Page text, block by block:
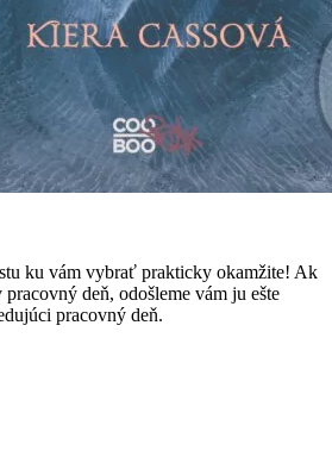
ku vám vybrať prakticky okamžite! Ak
deň, odošleme vám ju ešte
pracovný deň.